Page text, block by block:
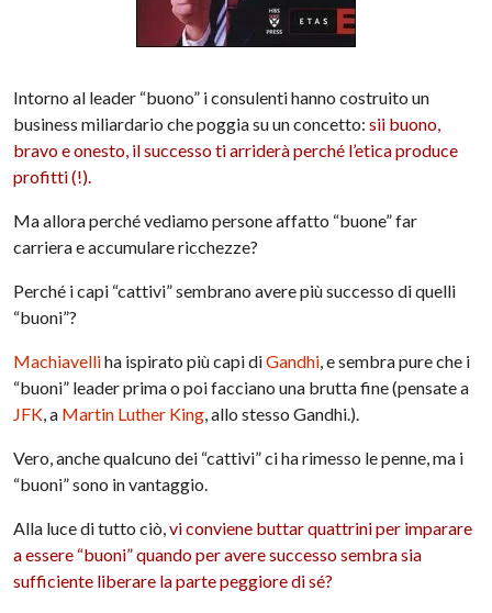
Intorno al leader “buono” i consulenti hanno costruito un
business miliardario che poggia su un concetto:sii buono,
bravo e onesto, il successo ti arriderà perché l’etica produce
profitti (!).
Ma allora perché vediamo persone affatto “buone” far
carriera e accumulare ricchezze?
Perché i capi “cattivi” sembrano avere piùsuccesso di quelli
“buoni”?
Machiavelliha ispirato più capi diGandhi, e sembra pure che i
“buoni” leader prima o poi facciano una brutta fine (pensate a
JFK, a Martin Luther King, allo stesso Gandhi.).
Vero, anche qualcuno dei “cattivi” ci ha rimesso le penne, ma i
“buoni” sono in vantaggio.
Alla luce di tutto ciò,vi conviene buttar quattrini per imparare
a essere “buoni” quando per avere successo sembra sia
sufficiente liberare la parte peggiore di sé?